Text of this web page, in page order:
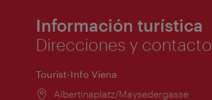
Información turística
Direcciones y contacto
Tourist-Info Viena
Lugar:
Albertinaplatz/Maysedergasse